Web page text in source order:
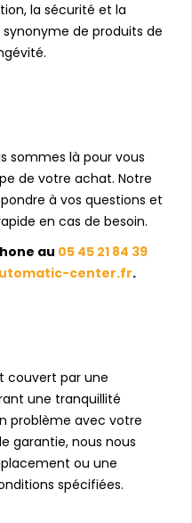
la sécurité et la
de produits de
sommes là pour vous
de votre achat. Notre
à vos questions et
en cas de besoin.
au 05 45 21 84 39
center.fr.
couvert par une
une tranquillité
problème avec votre
garantie, nous nous
ou une
spécifiées.